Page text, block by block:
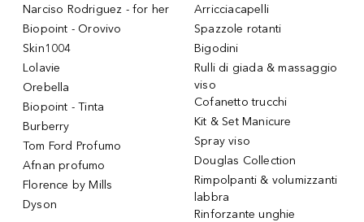
Narciso Rodriguez - for her
Biopoint - Orovivo
Skin1004
Lolavie
Orebella
Biopoint - Tinta
Burberry
Tom Ford Profumo
Afnan profumo
Florence by Mills
Dyson
Arricciacapelli
Spazzole rotanti
Bigodini
Rulli di giada & massaggio
viso
Cofanetto trucchi
Kit & Set Manicure
Spray viso
Douglas Collection
Rimpolpanti & volumizzanti
labbra
Rinforzante unghie